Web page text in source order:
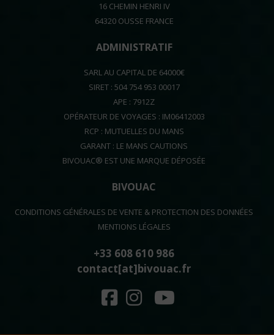
16 CHEMIN HENRI IV
64320 OUSSE FRANCE
ADMINISTRATIF
SARL AU CAPITAL DE 64000€
SIRET : 504 754 953 00017
APE : 7912Z
OPÉRATEUR DE VOYAGES : IM06412003
RCP : MUTUELLES DU MANS
GARANT : LE MANS CAUTIONS
BIVOUAC® EST UNE MARQUE DÉPOSÉE
BIVOUAC
CONDITIONS GÉNÉRALES DE VENTE & PROTECTION DES DONNÉES
MENTIONS LÉGALES
+33 608 610 986
contact[at]bivouac.fr
FACEBOOKINSTAGRAM
YOUTUBE